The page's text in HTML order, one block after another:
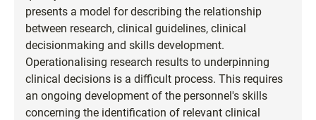
presents a model for describing the relationship
between research, clinical guidelines, clinical
decisionmaking and skills development.
Operationalising research results to underpinning
clinical decisions is a difficult process. This requires
an ongoing development of the personnel's skills
concerning the identification of relevant clinical